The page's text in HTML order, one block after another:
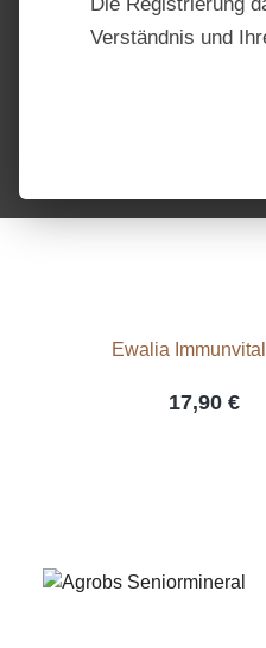
Ewalia
17,90 €
Die Registrierung
Verständnis und